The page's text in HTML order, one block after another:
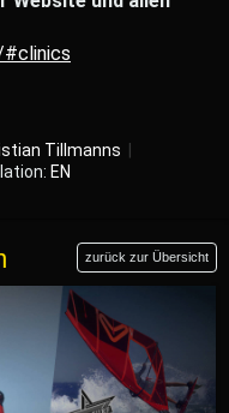
Tillmanns |
EN
zurück zur Übersicht